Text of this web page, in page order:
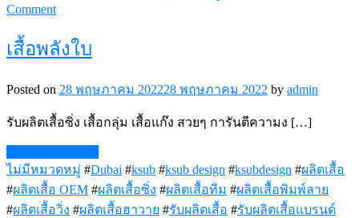
Commenton
X-
Max300
เสื้อพลังใบ
Posted on 28 พฤษภาคม 202228 พฤษภาคม 2022 by admin
รับผลิตเสื้อซิ่ง เสื้อกลุ่ม เสื้อแก๊ง สวยๆ การันตีความง […]
ไม่มีหมวดหมู่ #Dubai #ksub #ksub design #ksubdesign #ผลิตเสื้อ
#ผลิตเสื้อ OEM #ผลิตเสื้อซิ่ง #ผลิตเสื้อทีม #ผลิตเสื้อพิมพ์ลาย
#ผลิตเสื้อวิ่ง #ผลิตเสื้อฮาวาย #รับผลิตเสื้อ #รับผลิตเสื้อแบรนด์